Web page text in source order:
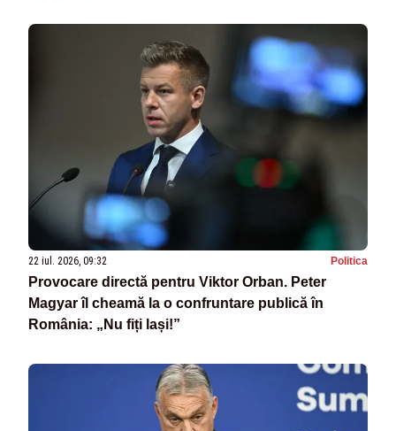
22 iul. 2026, 09:32 Politica
Provocare directă pentru Viktor Orban. Peter
Magyar îl cheamă la o confruntare publică în
România: „Nu fiți lași!”